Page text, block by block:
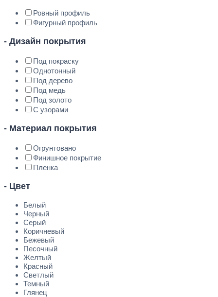
Ровный профиль
Фигурный профиль
- Дизайн покрытия
Под покраску
Однотонный
Под дерево
Под медь
Под золото
С узорами
- Материал покрытия
Огрунтовано
Финишное покрытие
Пленка
- Цвет
Белый
Черный
Серый
Коричневый
Бежевый
Песочный
Желтый
Красный
Светлый
Темный
Глянец